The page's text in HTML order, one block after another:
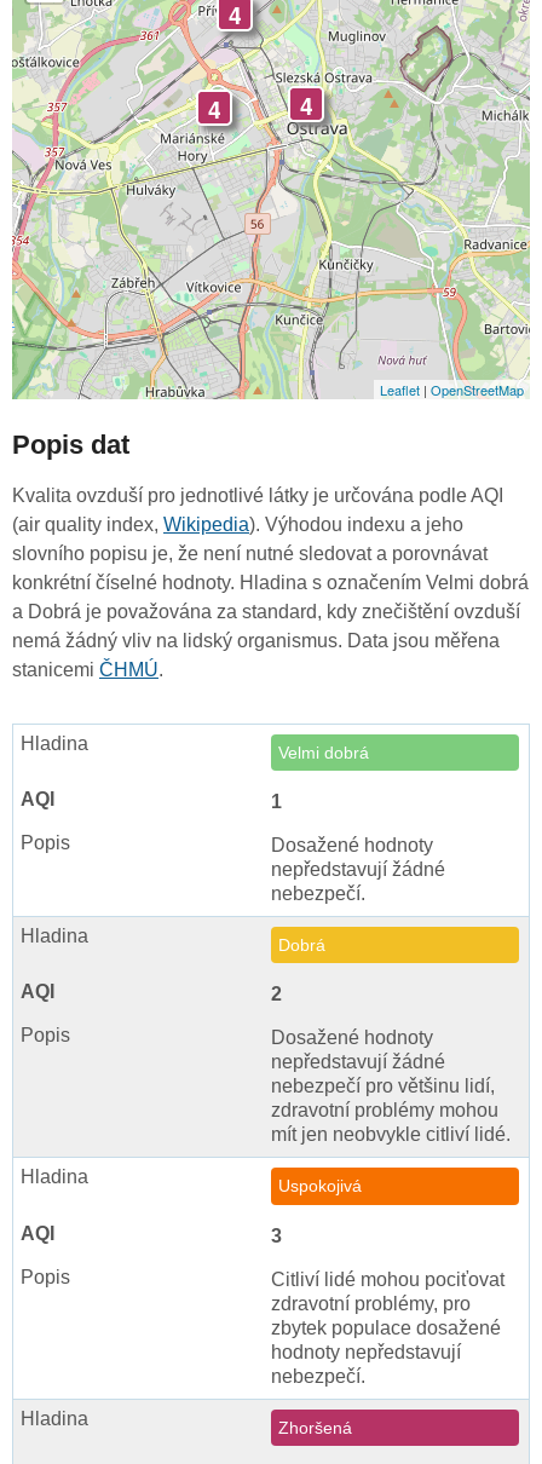
4
4 4
Leaflet | OpenStreetMap
Popis dat
Kvalita ovzduší pro jednotlivé látky je určována podle AQI
(air quality index, Wikipedia). Výhodou indexu a jeho
slovního popisu je, že není nutné sledovat a porovnávat
konkrétní číselné hodnoty. Hladina s označením Velmi dobrá
a Dobrá je považována za standard, kdy znečištění ovzduší
nemá žádný vliv na lidský organismus. Data jsou měřena
stanicemi ČHMÚ.
Velmi dobrá
1
Dosažené hodnoty
nepředstavují žádné
nebezpečí.
Dobrá
2
Dosažené hodnoty
nepředstavují žádné
nebezpečí pro většinu lidí,
zdravotní problémy mohou
mít jen neobvykle citliví lidé.
Uspokojivá
3
Citliví lidé mohou pociťovat
zdravotní problémy, pro
zbytek populace dosažené
hodnoty nepředstavují
nebezpečí.
Zhoršená